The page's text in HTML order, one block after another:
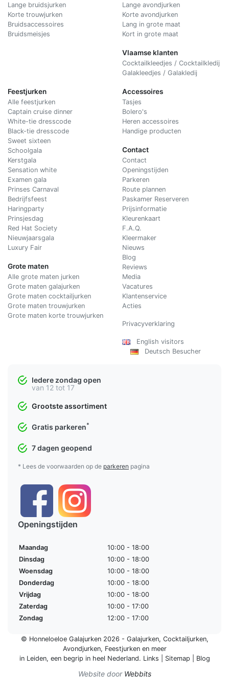
Lange bruidsjurken
Korte trouwjurken
Bruidsaccessoires
Bruidsmeisjes
Lange avondjurken
Korte avondjurken
Lang in grote maat
Kort in grote maat
Vlaamse klanten
Cocktailkleedjes / Cocktailkledij
Galakleedjes / Galakledij
Feestjurken
Alle feestjurken
Captain cruise dinner
White-tie dresscode
Black-tie dresscode
Sweet sixteen
Schoolgala
Kerstgala
Sensation white
Examen gala
Prinses Carnaval
Bedrijfsfeest
Haringparty
Prinsjesdag
Red Hat Society
Nieuwjaarsgala
Luxury Fair
Grote maten
Alle grote maten jurken
Grote maten galajurken
Grote maten cocktailjurken
Grote maten trouwjurken
Grote maten korte trouwjurken
Accessoires
Tasjes
Bolero's
Heren accessoires
Handige producten
Contact
Contact
Openingstijden
Parkeren
Route plannen
Paskamer Reserveren
Prijsinformatie
Kleurenkaart
F.A.Q.
Kleermaker
Nieuws
Blog
Reviews
Media
Vacatures
Klantenservice
Acties
Privacyverklaring
English visitors
Deutsch Besucher
Iedere zondag open
van 12 tot 17
Grootste assortiment
Gratis parkeren*
7 dagen geopend
* Lees de voorwaarden op de parkeren pagina
Openingstijden
Maandag
10:00 - 18:00
Dinsdag
10:00 - 18:00
Woensdag
10:00 - 18:00
Donderdag
10:00 - 18:00
Vrijdag
10:00 - 18:00
Zaterdag
10:00 - 17:00
Zondag
12:00 - 17:00
© Honneloeloe Galajurken 2026 - Galajurken, Cocktailjurken,
Avondjurken, Feestjurkenen meer
in Leiden, een begrip in heel Nederland. Links Sitemap Blog
Website door Webbits